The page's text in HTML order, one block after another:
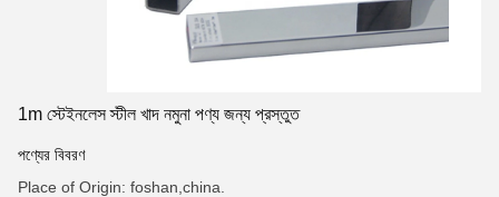
1m স্টেইনলেস স্টীল খাদ নমুনা পণ্য জন্য প্রস্তুত
পণ্যের বিবরণ
Place of Origin: foshan,china.